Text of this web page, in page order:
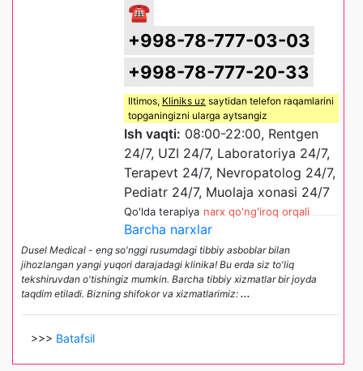
☎
+998-78-777-03-03
+998-78-777-20-33
Iltimos, Kliniks uz saytidan telefon raqamlarini
topganingizni ularga aytsangiz
Ish vaqti: 08:00-22:00, Rentgen
24/7, UZI 24/7, Laboratoriya 24/7,
Terapevt 24/7, Nevropatolog 24/7,
Pediatr 24/7, Muolaja xonasi 24/7
Qo'lda terapiya narx qo'ng'iroq orqali
Barcha narxlar
Dusel Medical - eng so'nggi rusumdagi tibbiy asboblar bilan
jihozlangan yangi yuqori darajadagi klinika! Bu erda siz to'liq
tekshiruvdan o'tishingiz mumkin. Barcha tibbiy xizmatlar bir joyda
taqdim etiladi. Bizning shifokor va xizmatlarimiz: ...
>>> Batafsil